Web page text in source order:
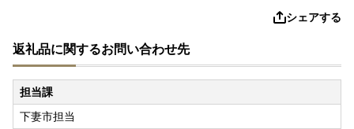
シェアする
返礼品に関するお問い合わせ先
担当課
下妻市担当